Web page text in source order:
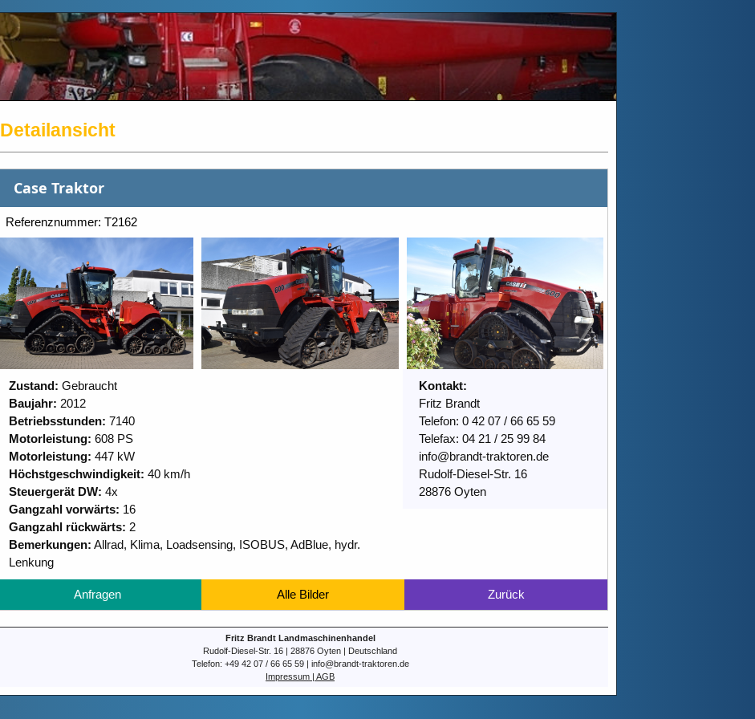
Detailansicht
Case Traktor
Referenznummer: T2162
Zustand: Gebraucht
Baujahr: 2012
Betriebsstunden: 7140
Motorleistung: 608 PS
Motorleistung: 447 kW
Höchstgeschwindigkeit: 40 km/h
Steuergerät DW: 4x
Gangzahl vorwärts: 16
Gangzahl rückwärts: 2
Bemerkungen: Allrad, Klima, Loadsensing, ISOBUS, AdBlue, hydr.
Lenkung
Kontakt:
Fritz Brandt
Telefon: 0 42 07 / 66 65 59
Telefax: 04 21 / 25 99 84
info@brandt-traktoren.de
Rudolf-Diesel-Str. 16
28876 Oyten
Anfragen Alle Bilder Zurück
Fritz Brandt Landmaschinenhandel
Rudolf-Diesel-Str. 16 | 28876 Oyten | Deutschland
Telefon: +49 42 07 / 66 65 59 | info@brandt-traktoren.de
Impressum | AGB